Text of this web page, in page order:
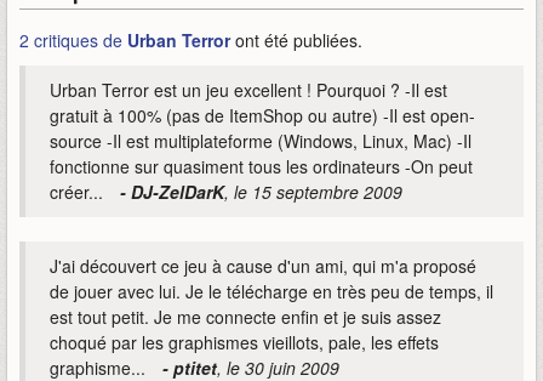
2 critiques de Urban Terroront été publiées.
Urban Terror est un jeu excellent ! Pourquoi ? -Il est
gratuit à 100% (pas de ItemShop ou autre) -Il est open-
source -Il est multiplateforme (Windows, Linux, Mac) -Il
fonctionne sur quasiment tous les ordinateurs -On peut
créer...
- DJ-ZelDarK, le 15 septembre 2009
J'ai découvert ce jeu à cause d'un ami, qui m'a proposé
de jouer avec lui. Je le télécharge en très peu de temps, il
est tout petit. Je me connecte enfin et je suis assez
choqué par les graphismes vieillots, pale, les effets
graphisme...
- ptitet, le 30 juin 2009